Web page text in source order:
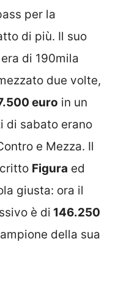
per la
di più. Il suo
di 190mila
due volte,
euro in un
di sabato erano
e Mezza. Il
Figura ed
giusta: ora il
è di 146.250
della sua